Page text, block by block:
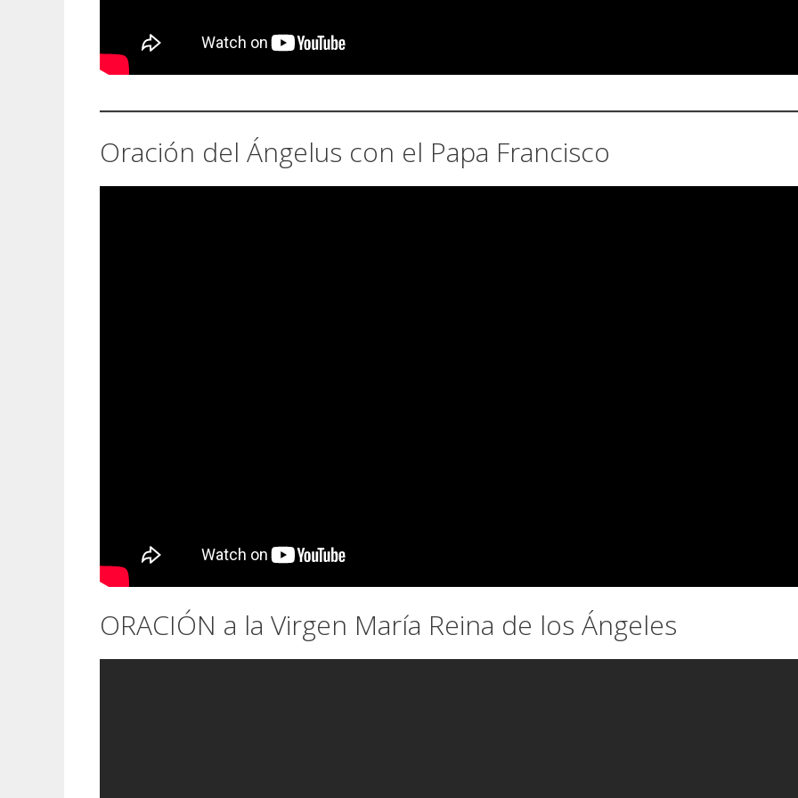
Oración del Ángelus con el Papa Francisco
ORACIÓN a la Virgen María Reina de los Ángeles